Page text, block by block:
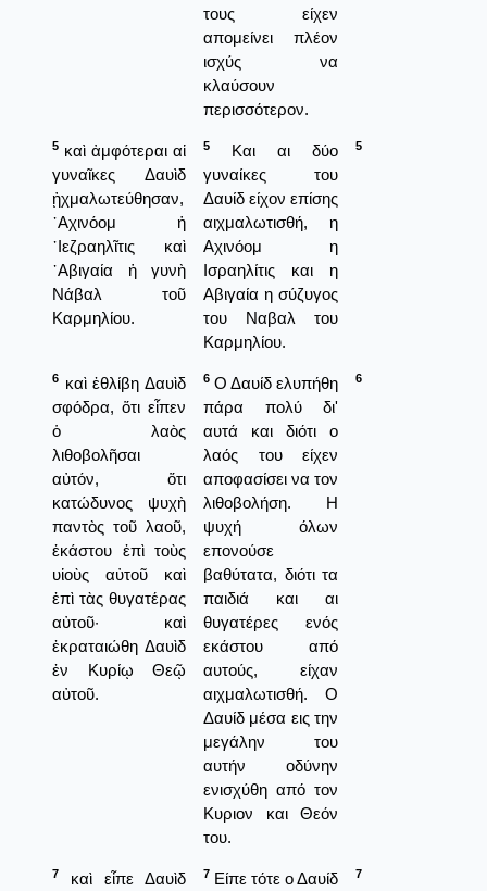
τους είχεν
απομείνει πλέον
ισχύς να
κλαύσουν
περισσότερον.
5 καὶ ἀμφότεραι αἱ
γυναῖκες Δαυὶδ
ᾐχμαλωτεύθησαν,
᾿Αχινόομ ἡ
᾿Ιεζραηλῖτις καὶ
᾿Αβιγαία ἡ γυνὴ
Νάβαλ τοῦ
Καρμηλίου.
5
Και αι δύο
γυναίκες του
Δαυίδ είχον επίσης
αιχμαλωτισθή, η
Αχινόομ η
Ισραηλίτις και η
Αβιγαία η σύζυγος
του Ναβαλ του
Καρμηλίου.
5
6 καὶ ἐθλίβη Δαυὶδ
σφόδρα, ὅτι εἶπεν
ὁ λαὸς
λιθοβολῆσαι
αὐτόν, ὅτι
κατώδυνος ψυχὴ
παντὸς τοῦ λαοῦ,
ἑκάστου ἐπὶ τοὺς
υἱοὺς αὐτοῦ καὶ
ἐπὶ τὰς θυγατέρας
αὐτοῦ· καὶ
ἐκραταιώθη Δαυὶδ
ἐν Κυρίῳ Θεῷ
αὐτοῦ.
6 Ο Δαυίδ ελυπήθη
πάρα πολύ δι'
αυτά και διότι ο
λαός του είχεν
αποφασίσει να τον
λιθοβολήση. Η
ψυχή όλων
επονούσε
βαθύτατα, διότι τα
παιδιά και αι
θυγατέρες ενός
εκάστου από
αυτούς, είχαν
αιχμαλωτισθή. Ο
Δαυίδ μέσα εις την
μεγάλην του
αυτήν οδύνην
ενισχύθη από τον
Κυριον και Θεόν
του.
6
7 καὶ εἶπε Δαυὶδ 7 Είπε τότε ο Δαυίδ 7